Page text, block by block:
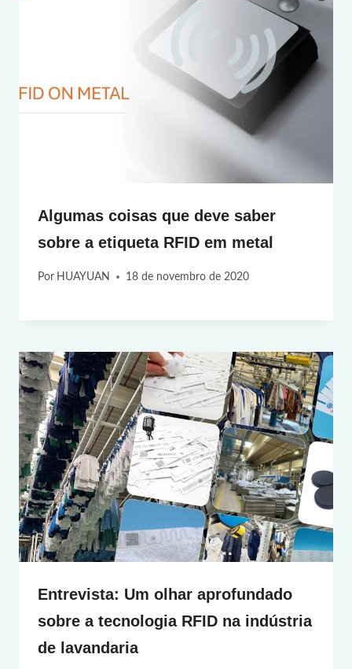
Algumas coisas que deve saber
sobre a etiqueta RFID em metal
Por HUAYUAN 18 de novembro de 2020
Entrevista: Um olhar aprofundado
sobre a tecnologia RFID na indústria
de lavandaria